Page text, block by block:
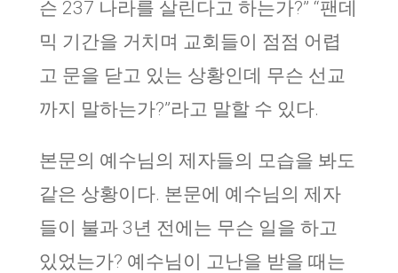
슨 237 나라를 살린다고 하는가?” “팬데
믹 기간을 거치며 교회들이 점점 어렵
고 문을 닫고 있는 상황인데 무슨 선교
까지 말하는가?”라고 말할 수 있다.
본문의 예수님의 제자들의 모습을 봐도
같은 상황이다. 본문에 예수님의 제자
들이 불과 3년 전에는 무슨 일을 하고
있었는가? 예수님이 고난을 받을 때는